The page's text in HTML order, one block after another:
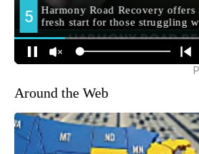
Around the Web